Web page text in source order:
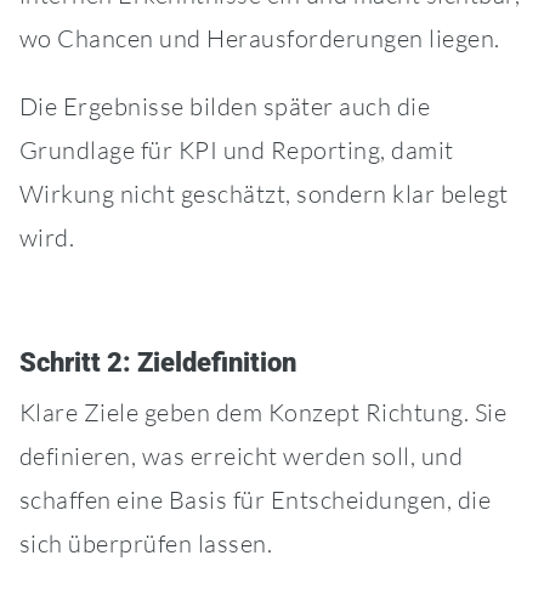
wo Chancen und Herausforderungen liegen.
Die Ergebnisse bilden später auch die
Grundlage für KPI und Reporting, damit
Wirkung nicht geschätzt, sondern klar belegt
wird.
Schritt 2: Zieldefinition
Klare Ziele geben dem Konzept Richtung. Sie
definieren, was erreicht werden soll, und
schaffen eine Basis für Entscheidungen, die
sich überprüfen lassen.